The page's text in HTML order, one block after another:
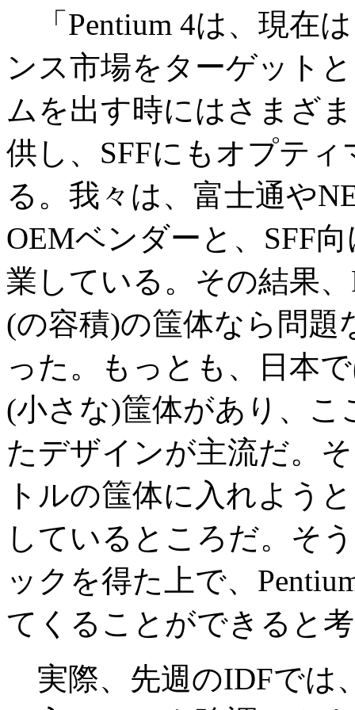
「Pentium 4は、現在
ンス市場をターゲット
ムを出す時にはさまざ
供し、SFFにもオプテ
る。我々は、富士通や
OEMベンダーと、SFF
業している。その結果
(の容積)の筺体なら問
った。もっとも、日本
(小さな)筺体があり、こ
たデザインが主流だ。
トルの筺体に入れよう
しているところだ。そ
ックを得た上で、
てくることができると
実際、先週のIDFでは